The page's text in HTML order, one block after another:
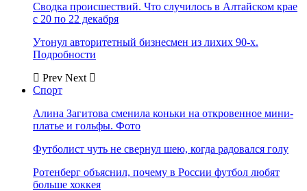
Сводка происшествий. Что случилось в Алтайском крае
с 20 по 22 декабря
Утонул авторитетный бизнесмен из лихих 90-х.
Подробности
Prev Next
Спорт
Алина Загитова сменила коньки на откровенное мини-
платье и гольфы. Фото
Футболист чуть не свернул шею, когда радовался голу
Ротенберг объяснил, почему в России футбол любят
больше хоккея